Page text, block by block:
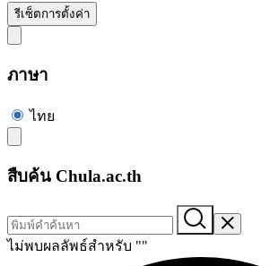
รีเซ็ตการตั้งค่า
ภาษา
ไทย
สืบค้น Chula.ac.th
ไม่พบผลลัพธ์สำหรับ ""